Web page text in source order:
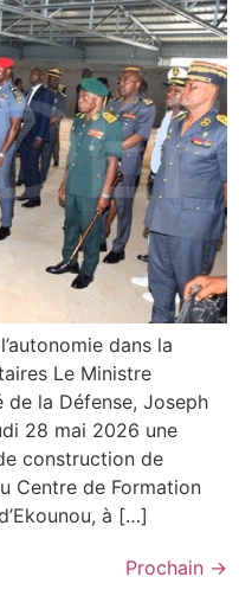
dans la
Le Ministre
de la Défense, Joseph
28 mai 2026 une
construction de
Centre de Formation
à […]
Prochain →